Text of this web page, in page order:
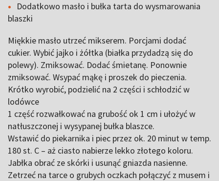
Dodatkowo masło i bułka tarta do wysmarowania
blaszki
Miękkie masło utrzeć mikserem. Porcjami dodać
cukier. Wybić jajko i żółtka (białka przydadzą się do
polewy). Zmiksować. Dodać śmietanę. Ponownie
zmiksować. Wsypać mąkę i proszek do pieczenia.
Krótko wyrobić, podzielić na 2 części i schłodzić w
lodówce
1 część rozwałkować na grubość ok 1 cm i ułożyć w
natłuszczonej i wysypanej bułka blaszce.
Wstawić do piekarnika i piec przez ok. 20 minut w temp.
180 st. C – aż ciasto nabierze lekko złotego koloru.
Jabłka obrać ze skórki i usunąć gniazda nasienne.
Zetrzeć na tarce o grubych oczkach połączyć z musem i